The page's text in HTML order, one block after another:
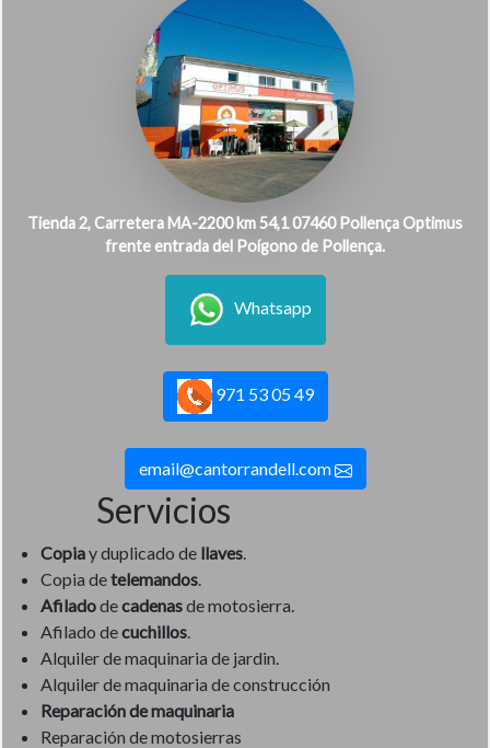
Tienda 2, Carretera MA-2200 km 54,1 07460 Pollença Optimus
frente entrada del Poígono de Pollença.
Whatsapp
971 53 05 49
email@cantorrandell.com
Servicios
Copiay duplicado de llaves.
Copia detelemandos.
Afiladodecadenasde motosierra.
Afilado decuchillos.
Alquiler de maquinaria de jardin.
Alquiler de maquinaria de construcción
Reparación de maquinaria
Reparación de motosierras